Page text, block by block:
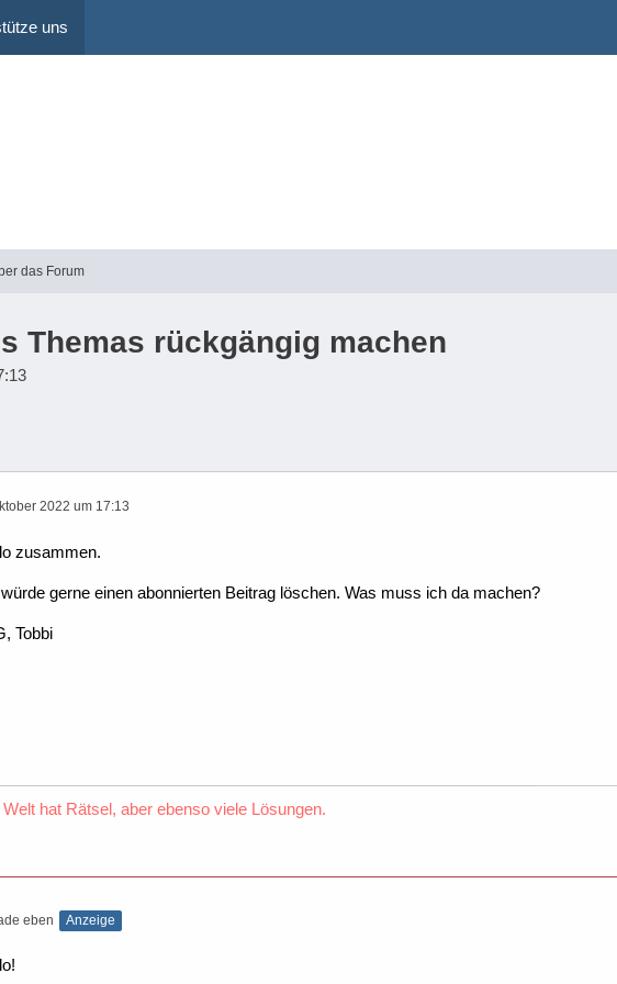
uns
das Forum
Themas rückgängig machen
2022 um 17:13
zusammen.
gerne einen abonnierten Beitrag löschen. Was muss ich da machen?
Tobbi
Welt hat Rätsel, aber ebenso viele Lösungen.
eben Anzeige